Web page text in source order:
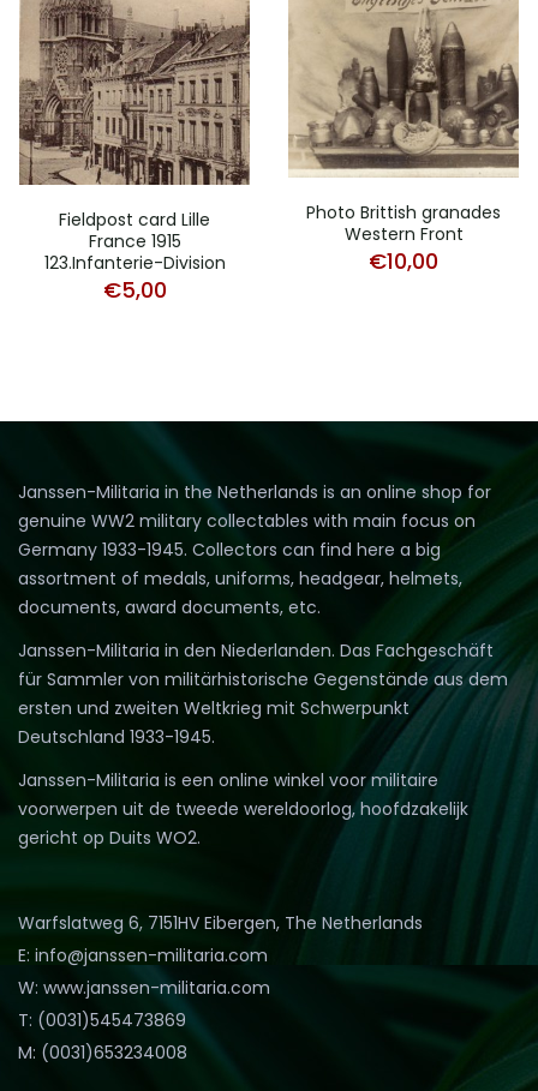
Fieldpost card Lille
France 1915
123.Infanterie-Division
€5,00
Photo Brittish granades
Western Front
€10,00
Janssen-Militaria in the Netherlands is an online shop for
genuine WW2 military collectables with main focus on
Germany 1933-1945. Collectors can find here a big
assortment of medals, uniforms, headgear, helmets,
documents, award documents, etc.
Janssen-Militaria in den Niederlanden. Das Fachgeschäft
für Sammler von militärhistorische Gegenstände aus dem
ersten und zweiten Weltkrieg mit Schwerpunkt
Deutschland 1933-1945.
Janssen-Militaria is een online winkel voor militaire
voorwerpen uit de tweede wereldoorlog, hoofdzakelijk
gericht op Duits WO2.
Warfslatweg 6, 7151HV Eibergen, The Netherlands
E: info@janssen-militaria.com
W: www.janssen-militaria.com
T: (0031)545473869
M: (0031)653234008